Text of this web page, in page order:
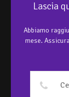
Lascia
Abbiamo
mese.